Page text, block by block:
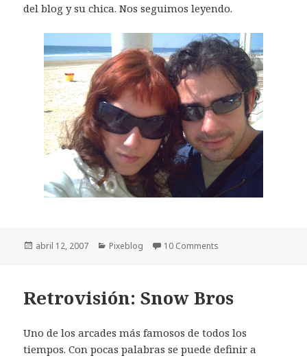
del blog y su chica. Nos seguimos leyendo.
Publicado
abril 12, 2007 Categorías
Pixeblog 10 Comments
Retrovisión: Snow Bros
Uno de los arcades más famosos de todos los
tiempos. Con pocas palabras se puede definir a